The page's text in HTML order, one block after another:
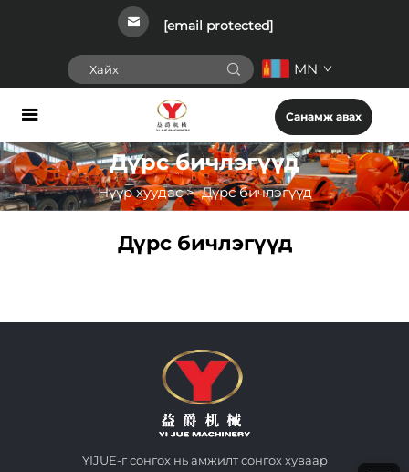
[email protected]
MN
Санамж авах
Дүрс бичлэгүүд
Нүүр хуудас>Дүрс бичлэгүүд
Дүрс бичлэгүүд
YIJUE-г сонгох нь амжилт сонгох хуваар